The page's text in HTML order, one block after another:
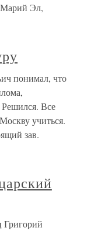
Марий Эл,
понимал, что
Решился. Все
учиться.
зав.
Григорий